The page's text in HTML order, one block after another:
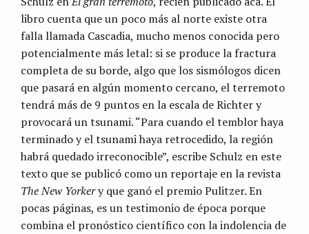
libro cuenta que un poco más al norte existe otra
falla llamada Cascadia, mucho menos conocida pero
potencialmente más letal: si se produce la fractura
completa de su borde, algo que los sismólogos dicen
que pasará en algún momento cercano, el terremoto
tendrá más de 9 puntos en la escala de Richter y
provocará un tsunami. “Para cuando el temblor haya
terminado y el tsunami haya retrocedido, la región
habrá quedado irreconocible”, escribe Schulz en este
texto que se publicó como un reportaje en la revista
The New Yorkery que ganó el premio Pulitzer. En
pocas páginas, es un testimonio de época porque
combina el pronóstico científico con la indolencia de